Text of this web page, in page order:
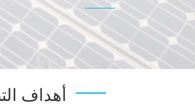
أهداف